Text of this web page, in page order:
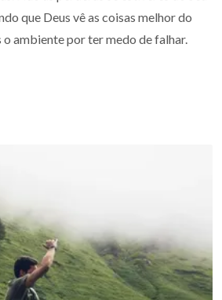
que Deus vê as coisas melhor do
o ambiente por ter medo de falhar.